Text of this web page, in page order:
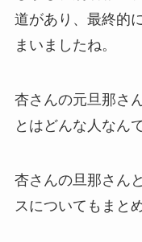
道があり、最終的
まいましたね。
杏さんの元旦那さ
とはどんな人なん
杏さんの旦那さん
スについてもまと